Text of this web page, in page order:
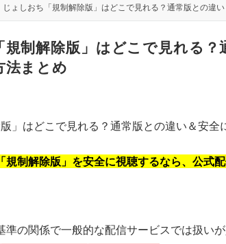
じょしおち「規制解除版」はどこで見れる？通常版との違
規制解除版」はどこで見れる？
法まとめ
規制解除版」を安全に視聴するなら、公式
の関係で一般的な配信サービスでは扱いが